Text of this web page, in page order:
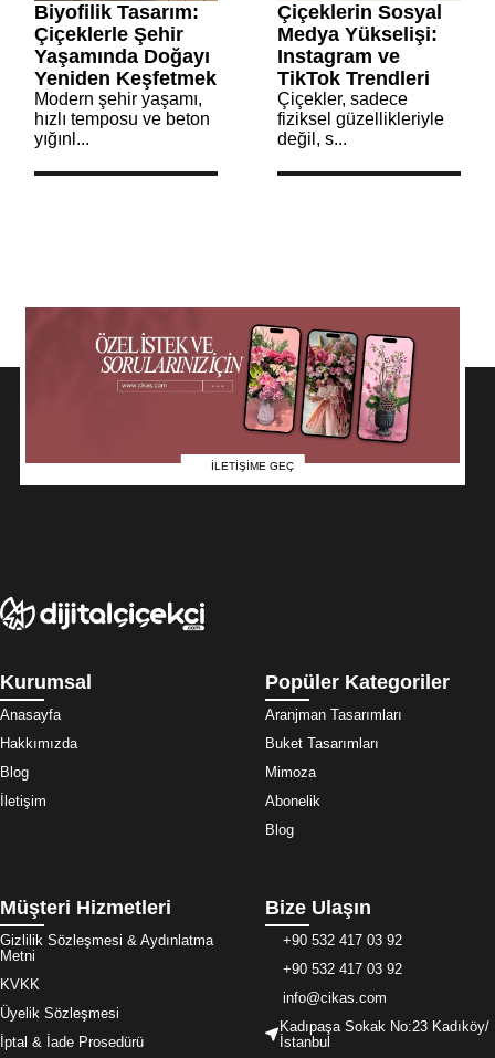
Biyofilik Tasarım:
Çiçeklerle Şehir
Yaşamında Doğayı
Yeniden Keşfetmek
Modern şehir yaşamı,
hızlı temposu ve beton
yığınl...
Çiçeklerin Sosyal
Medya Yükselişi:
Instagram ve
TikTok Trendleri
Çiçekler, sadece
fiziksel güzellikleriyle
değil, s...
İLETİŞİME GEÇ
Kurumsal
Anasayfa
Hakkımızda
Blog
İletişim
Popüler Kategoriler
Aranjman Tasarımları
Buket Tasarımları
Mimoza
Abonelik
Blog
Müşteri Hizmetleri
Gizlilik Sözleşmesi & Aydınlatma
Metni
KVKK
Üyelik Sözleşmesi
İptal & İade Prosedürü
Bize Ulaşın
+90 532 417 03 92
+90 532 417 03 92
info@cikas.com
Kadıpaşa Sokak No:23 Kadıköy/
İstanbul